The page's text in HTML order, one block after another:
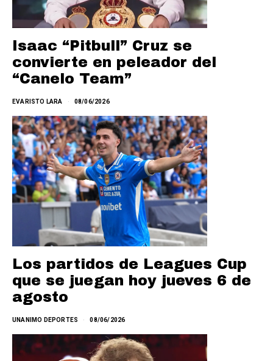
Isaac “Pitbull” Cruz se
convierte en peleador del
“Canelo Team”
EVARISTO LARA 08/06/2026
Los partidos de Leagues Cup
que se juegan hoy jueves 6 de
agosto
UNANIMO DEPORTES 08/06/2026